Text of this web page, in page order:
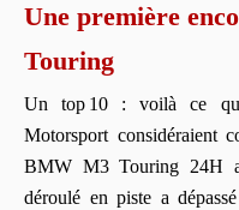
Une première
Touring
Un top 10 : voilà ce
Motorsport considéraient
BMW M3 Touring 24H
déroulé en piste a